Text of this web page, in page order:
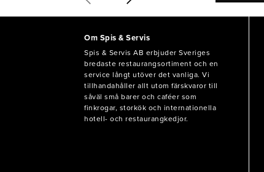
Om Spis & Servis
Spis & Servis AB erbjuder Sveriges
bredaste restaurangsortiment och en
service långt utöver det vanliga. Vi
tillhandahåller allt utom färskvaror till
såväl små barer och caféer som
finkrogar, storkök och internationella
hotell- och restaurangkedjor.